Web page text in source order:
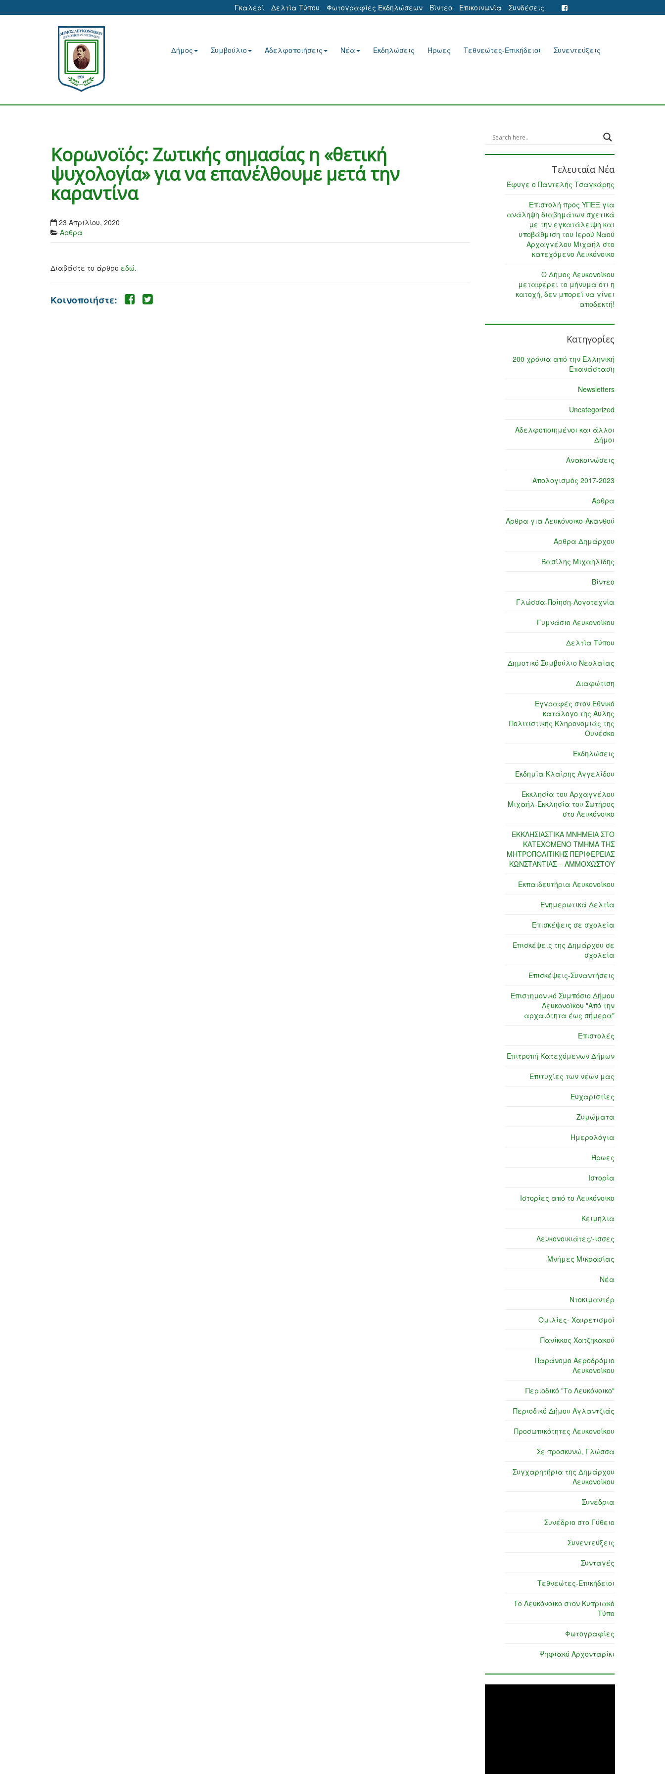
Γκαλερί Δελτία Τύπου Φωτογραφίες Εκδηλώσεων Βίντεο Επικοινωνία Συνδέσεις
Δήμος Συμβούλιο Αδελφοποιήσεις Νέα Εκδηλώσεις Ήρωες Τεθνεώτες-Επικήδειοι Συνεντεύξεις
Κορωνοϊός: Ζωτικής σημασίας η «θετική
ψυχολογία» για να επανέλθουμε μετά την
καραντίνα
23 Απριλίου, 2020
Άρθρα
Διαβάστε το άρθρο εδώ.
Κοινοποιήστε:
Τελευταία Νέα
Έφυγε ο Παντελής Τσαγκάρης
Επιστολή προς ΥΠΕΞ για
ανάληψη διαβημάτων σχετικά
με την εγκατάλειψη και
υποβάθμιση του Ιερού Ναού
Αρχαγγέλου Μιχαήλ στο
κατεχόμενο Λευκόνοικο
Ο Δήμος Λευκονοίκου
μεταφέρει το μήνυμα ότι η
κατοχή, δεν μπορεί να γίνει
αποδεκτή!
Κατηγορίες
200 χρόνια από την Ελληνική
Επανάσταση
Newsletters
Uncategorized
Αδελφοποιημένοι και άλλοι
Δήμοι
Ανακοινώσεις
Απολογισμός 2017-2023
Άρθρα
Άρθρα για Λευκόνοικο-Ακανθού
Άρθρα Δημάρχου
Βασίλης Μιχαηλίδης
Βίντεο
Γλώσσα-Ποίηση-Λογοτεχνία
Γυμνάσιο Λευκονοίκου
Δελτία Τύπου
Δημοτικό Συμβούλιο Νεολαίας
Διαφώτιση
Εγγραφές στον Εθνικό
κατάλογο της Άυλης
Πολιτιστικής Κληρονομιάς της
Ουνέσκο
Εκδηλώσεις
Εκδημία Κλαίρης Αγγελίδου
Εκκλησία του Αρχαγγέλου
Μιχαήλ-Εκκλησία του Σωτήρος
στο Λευκόνοικο
ΕΚΚΛΗΣΙΑΣΤΙΚΑ ΜΝΗΜΕΙΑ ΣΤΟ
ΚΑΤΕΧΟΜΕΝΟ ΤΜΗΜΑ ΤΗΣ
ΜΗΤΡΟΠΟΛΙΤΙΚΗΣ ΠΕΡΙΦΕΡΕΙΑΣ
ΚΩΝΣΤΑΝΤΙΑΣ – ΑΜΜΟΧΩΣΤΟΥ
Εκπαιδευτήρια Λευκονοίκου
Ενημερωτικά Δελτία
Επισκέψεις σε σχολεία
Επισκέψεις της Δημάρχου σε
σχολεία
Επισκέψεις-Συναντήσεις
Επιστημονικό Συμπόσιο Δήμου
Λευκονοίκου "Από την
αρχαιότητα έως σήμερα"
Επιστολές
Επιτροπή Κατεχόμενων Δήμων
Επιτυχίες των νέων μας
Ευχαριστίες
Ζυμώματα
Ημερολόγια
Ήρωες
Ιστορία
Ιστορίες από το Λευκόνοικο
Κειμήλια
Λευκονοικιάτες/-ισσες
Μνήμες Μικρασίας
Νέα
Ντοκιμαντέρ
Ομιλίες- Χαιρετισμοί
Πανίκκος Χατζηκακού
Παράνομο Αεροδρόμιο
Λευκονοίκου
Περιοδικό "Το Λευκόνοικο"
Περιοδικό Δήμου Αγλαντζιάς
Προσωπικότητες Λευκονοίκου
Σε προσκυνώ, Γλώσσα
Συγχαρητήρια της Δημάρχου
Λευκονοίκου
Συνέδρια
Συνέδριο στο Γύθειο
Συνεντεύξεις
Συνταγές
Τεθνεώτες-Επικήδειοι
Το Λευκόνοικο στον Κυπριακό
Τύπο
Φωτογραφίες
Ψηφιακό Αρχονταρίκι